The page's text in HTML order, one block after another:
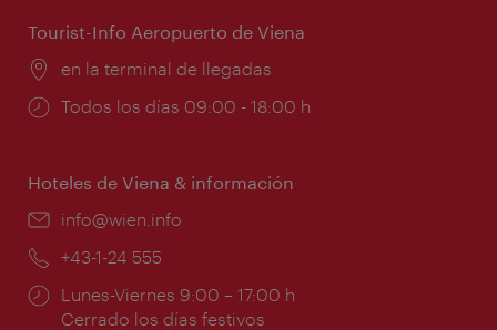
Tourist-Info Aeropuerto de Viena
Lugar:
en la terminal de llegadas
Horarios
Todos los días 09:00 - 18:00 h
Hoteles de Viena & información
e-
info@wien.info
Teléfono:
+43-1-24 555
Horarios
de
Lunes-Viernes 9:00 – 17:00 h
Cerrado los días festivos